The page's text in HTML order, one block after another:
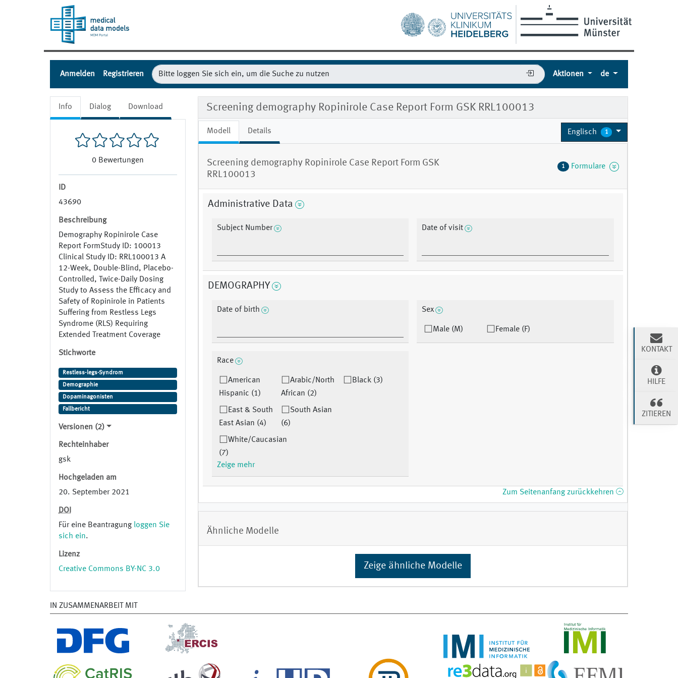
Anmelden Registrieren Aktionen de
Info Dialog Download
0 Bewertungen
ID
43690
Beschreibung
Demography Ropinirole Case
Report FormStudy ID: 100013
Clinical Study ID: RRL100013 A
12-Week, Double-Blind, Placebo-
Controlled, Twice-Daily Dosing
Study to Assess the Efficacy and
Safety of Ropinirole in Patients
Suffering from Restless Legs
Syndrome (RLS) Requiring
Extended Treatment Coverage
Stichworte
Restless-legs-Syndrom
Demographie
Dopaminagonisten
Fallbericht
Versionen (2)
Rechteinhaber
gsk
Hochgeladen am
20. September 2021
DOI
Für eine Beantragung loggen Sie
sich ein.
Lizenz
Creative Commons BY-NC 3.0
Screening demography Ropinirole Case Report Form GSK RRL100013
Modell Details Englisch 1
Screening demography Ropinirole Case Report Form GSK
RRL100013
1 Formulare
Administrative Data
Subject Number Date of visit
DEMOGRAPHY
Date of birth Sex
Male (M) Female (F)
Race
American
Hispanic (1)
Arabic/North
African (2)
Black (3)
East & South
East Asian (4)
South Asian
(6)
White/Caucasian
(7)
Zeige mehr
Zum Seitenanfang zurückkehren
Ähnliche Modelle
Zeige ähnliche Modelle
IN ZUSAMMENARBEIT MIT
KONTAKT
HILFE
ZITIEREN